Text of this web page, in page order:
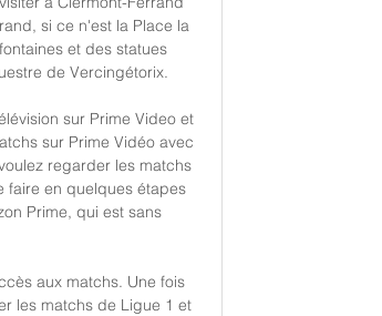
si ce n'est la Place la
et des statues
de Vercingétorix.
sur Prime Video et
sur Prime Vidéo avec
regarder les matchs
faire en quelques étapes
Prime, qui est sans
aux matchs. Une fois
les matchs de Ligue 1 et